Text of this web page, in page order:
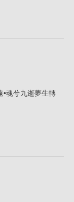
•魂兮九逝夢生轉